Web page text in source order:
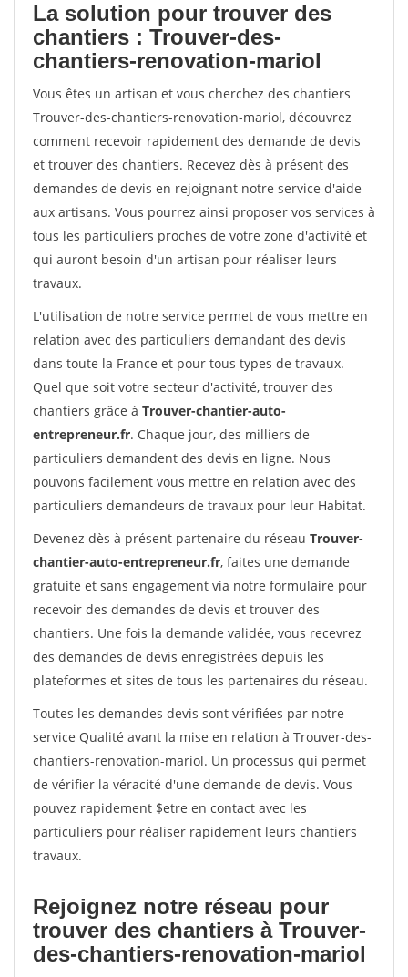
La solution pour trouver des
chantiers : Trouver-des-
chantiers-renovation-mariol
Vous êtes un artisan et vous cherchez des chantiers
Trouver-des-chantiers-renovation-mariol, découvrez
comment recevoir rapidement des demande de devis
et trouver des chantiers. Recevez dès à présent des
demandes de devis en rejoignant notre service d'aide
aux artisans. Vous pourrez ainsi proposer vos services à
tous les particuliers proches de votre zone d'activité et
qui auront besoin d'un artisan pour réaliser leurs
travaux.
L'utilisation de notre service permet de vous mettre en
relation avec des particuliers demandant des devis
dans toute la France et pour tous types de travaux.
Quel que soit votre secteur d'activité, trouver des
chantiers grâce à Trouver-chantier-auto-
entrepreneur.fr. Chaque jour, des milliers de
particuliers demandent des devis en ligne. Nous
pouvons facilement vous mettre en relation avec des
particuliers demandeurs de travaux pour leur Habitat.
Devenez dès à présent partenaire du réseau Trouver-
chantier-auto-entrepreneur.fr, faites une demande
gratuite et sans engagement via notre formulaire pour
recevoir des demandes de devis et trouver des
chantiers. Une fois la demande validée, vous recevrez
des demandes de devis enregistrées depuis les
plateformes et sites de tous les partenaires du réseau.
Toutes les demandes devis sont vérifiées par notre
service Qualité avant la mise en relation à Trouver-des-
chantiers-renovation-mariol. Un processus qui permet
de vérifier la véracité d'une demande de devis. Vous
pouvez rapidement $etre en contact avec les
particuliers pour réaliser rapidement leurs chantiers
travaux.
Rejoignez notre réseau pour
trouver des chantiers à Trouver-
des-chantiers-renovation-mariol